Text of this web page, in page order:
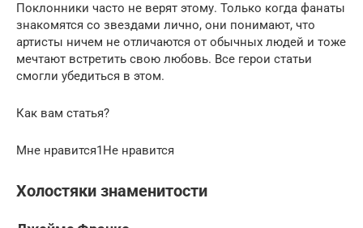
Поклонники часто не верят этому. Только когда фанаты
знакомятся со звездами лично, они понимают, что
артисты ничем не отличаются от обычных людей и тоже
мечтают встретить свою любовь. Все герои статьи
смогли убедиться в этом.
Как вам статья?
Мне нравится1Не нравится
Холостяки знаменитости